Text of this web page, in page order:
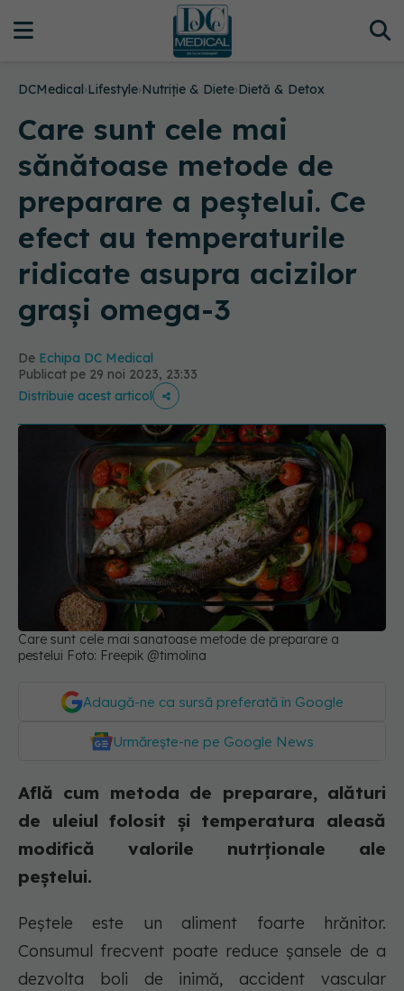
DCMedical›Lifestyle›Nutriție & Diete›Dietă & Detox
Care sunt cele mai
sănătoase metode de
preparare a peștelui. Ce
efect au temperaturile
ridicate asupra acizilor
grași omega-3
De Echipa DC Medical
Publicat pe 29 noi 2023, 23:33
Distribuie acest articol
Care sunt cele mai sanatoase metode de preparare a
pestelui Foto: Freepik @timolina
Adaugă-ne ca sursă preferată în Google
Urmărește-ne pe Google News
Află cum metoda de preparare, alături
de uleiul folosit și temperatura aleasă
modifică valorile nutrționale ale
peștelui.
Peștele este un aliment foarte hrănitor.
Consumul frecvent poate reduce șansele de a
dezvolta boli de inimă, accident vascular